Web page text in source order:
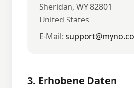
Sheridan, WY 82801
United States
E-Mail: support@myno.co
3. Erhobene Daten